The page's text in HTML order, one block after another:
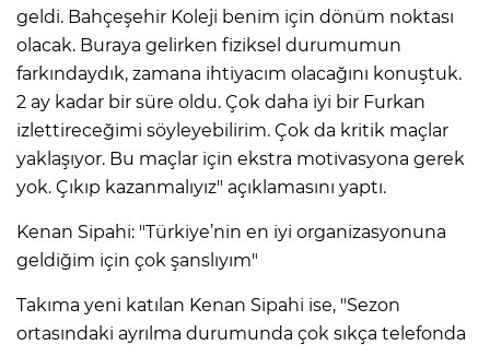
geldi. Bahçeşehir Koleji benim için dönüm noktası
olacak. Buraya gelirken fiziksel durumumun
farkındaydık, zamana ihtiyacım olacağını konuştuk.
2 ay kadar bir süre oldu. Çok daha iyi bir Furkan
izlettireceğimi söyleyebilirim. Çok da kritik maçlar
yaklaşıyor. Bu maçlar için ekstra motivasyona gerek
yok. Çıkıp kazanmalıyız" açıklamasını yaptı.
Kenan Sipahi: "Türkiye’nin en iyi organizasyonuna
geldiğim için çok şanslıyım"
Takıma yeni katılan Kenan Sipahi ise, "Sezon
ortasındaki ayrılma durumunda çok sıkça telefonda